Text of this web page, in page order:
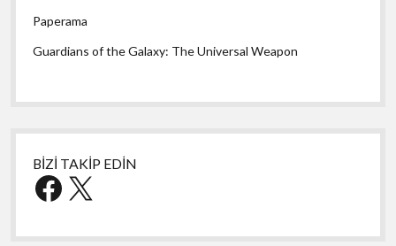
Paperama
Guardians of the Galaxy: The Universal Weapon
BİZİ TAKİP EDİN
Facebook
X